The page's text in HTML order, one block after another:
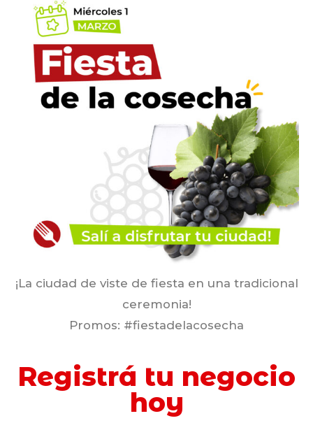
¡La ciudad de viste de fiesta en una tradicional
ceremonia!
Promos: #fiestadelacosecha
Registrá tu negocio
hoy